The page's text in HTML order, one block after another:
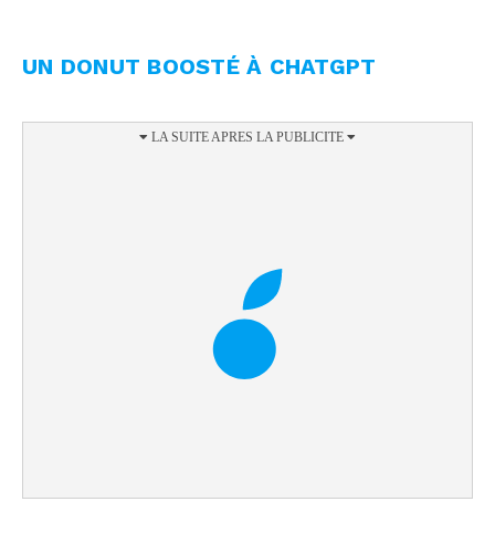
UN DONUT BOOSTÉ À CHATGPT